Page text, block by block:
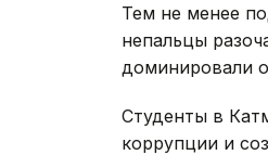
Тем не менее
непальцы
доминировали
Студенты в
коррупции и